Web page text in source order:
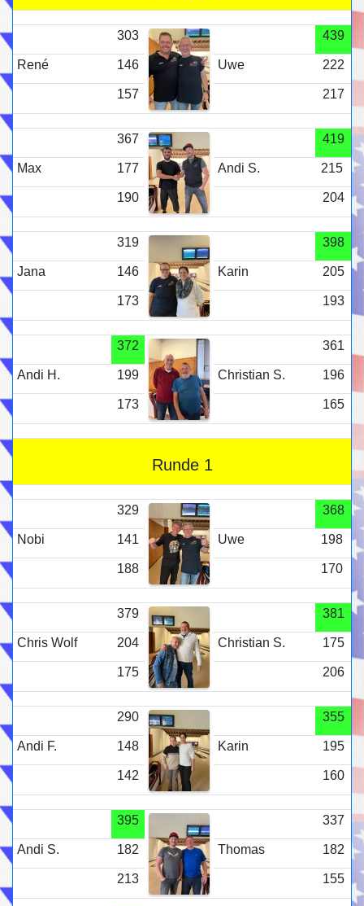
303 439
René 146 Uwe 222
157 217
367 419
Max 177 Andi S. 215
190 204
319 398
Jana 146 Karin 205
173 193
372 361
Andi H. 199 Christian S. 196
173 165
Runde 1
329 368
Nobi 141 Uwe 198
188 170
379 381
Chris Wolf 204 Christian S. 175
175 206
290 355
Andi F. 148 Karin 195
142 160
395 337
Andi S. 182 Thomas 182
213 155